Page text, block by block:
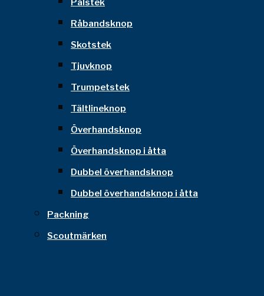
Pålstek
Råbandsknop
Skotstek
Tjuvknop
Trumpetstek
Tältlineknop
Överhandsknop
Överhandsknop i åtta
Dubbel överhandsknop
Dubbel överhandsknop i åtta
Packning
Scoutmärken